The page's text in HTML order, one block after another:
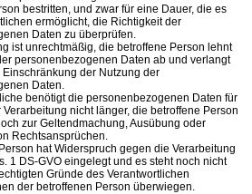
bestritten, und zwar für eine Dauer, die es
ermöglicht, die Richtigkeit der
Daten zu überprüfen.
ist unrechtmäßig, die betroffene Person lehnt
personenbezogenen Daten ab und verlangt
der Nutzung der
Daten.
benötigt die personenbezogenen Daten für
nicht länger, die betroffene Person
zur Geltendmachung, Ausübung oder
Rechtsansprüchen.
hat Widerspruch gegen die Verarbeitung
1 DS-GVO eingelegt und es steht noch nicht
Gründe des Verantwortlichen
der betroffenen Person überwiegen.